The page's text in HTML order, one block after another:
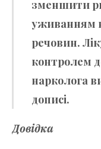
зменшити
уживанням
речовин.
контролем
нарколога
дописі.
Довідка